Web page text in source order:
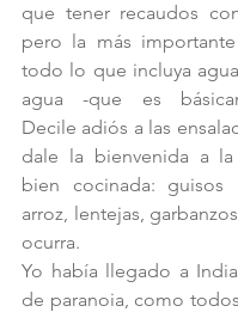
que tener recaudos
pero la más
todo lo que incluya
agua -que es
Decile adiós a las
dale la bienvenida a
bien cocinada:
arroz, lentejas,
ocurra.
Yo había llegado a
de paranoia, como